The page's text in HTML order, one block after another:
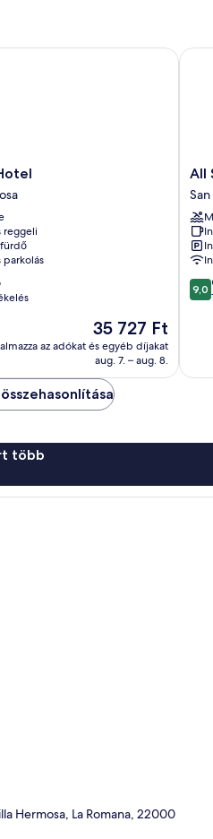
reggeli
parkolás
Az
ár
35 727 Ft
35 727 Ft
az adókat és egyéb díjakat
aug. 7. – aug. 8.
All
San
del
All
9.0
9,0
All
több
Hermosa, La Romana, 22000